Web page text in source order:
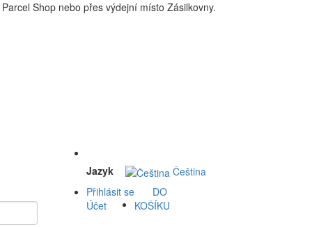
doprava zdarma. Nakupdomu.cz
Shop nebo přes výdejní místo Zásilkovny.
Jazyk
Čeština
Přihlásit se
Účet
DO
KOŠÍKU